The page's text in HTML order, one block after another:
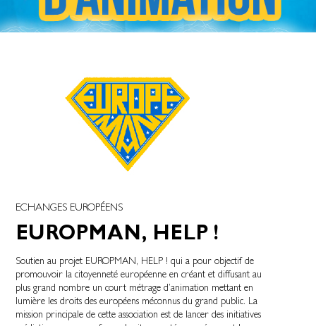
ECHANGES EUROPÉENS
EUROPMAN, HELP !
Soutien au projet EUROPMAN, HELP ! qui a pour objectif de
promouvoir la citoyenneté européenne en créant et diffusant au
plus grand nombre un court métrage d’animation mettant en
lumière les droits des européens méconnus du grand public. La
mission principale de cette association est de lancer des initiatives